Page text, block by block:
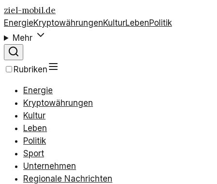
ziel-mobil.de
EnergieKryptowährungenKulturLebenPolitik
Mehr
Rubriken
Energie
Kryptowährungen
Kultur
Leben
Politik
Sport
Unternehmen
Regionale Nachrichten